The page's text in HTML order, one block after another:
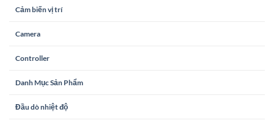
Cảm biến vị trí
Camera
Controller
Danh Mục Sản Phẩm
Đầu dò nhiệt độ